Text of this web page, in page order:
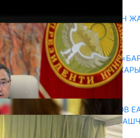
ГЕНДЕРДИК БАСМЫРЛООДОН
ЗОМБУЛУКТАН КОРГОО
07.08.2026
КЫРГЫЗ ТАРЫХЫ ТАСМАДА:
КАГАН» КӨРКӨМ ТАСМАСЫ
АЛДЫНДА
07.08.2026
ПРЕЗИДЕНТ САДЫР ЖАПАРОВ
МАМЛЕКЕТТЕРДИН ӨКМӨТ
МЕНЕН ЖОЛУГУШТУ